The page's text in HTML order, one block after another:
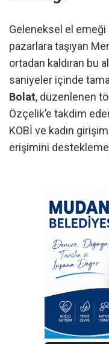
Geleneksel el emeği
pazarlara taşıyan
ortadan kaldıran bu
saniyeler içinde
Bolat, düzenlenen
Özçelik’e takdim
KOBİ ve kadın
erişimini